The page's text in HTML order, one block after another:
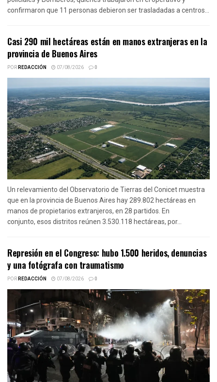
confirmaron que 11 personas debieron ser trasladadas a centros...
Casi 290 mil hectáreas están en manos extranjeras en la
provincia de Buenos Aires
PORREDACCIÓN 07/08/2026 0
Un relevamiento del Observatorio de Tierras del Conicet muestra
que en la provincia de Buenos Aires hay 289.802 hectáreas en
manos de propietarios extranjeros, en 28 partidos. En
conjunto, esos distritos reúnen 3.530.118 hectáreas, por...
Represión en el Congreso: hubo 1.500 heridos, denuncias
y una fotógrafa con traumatismo
PORREDACCIÓN 07/08/2026 0